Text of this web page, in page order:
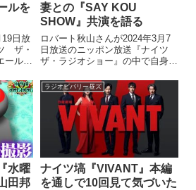
ルを
日放
ザ・
ール瀧
をかけ
たハイ
を話
妻との『SAY KOU
SHOW』共演を語る
ロバート秋山さんが2024年3月7
日放送のニッポン放送『ナイツ
ザ・ラジオショー』の中で自身の
てトーク。曲を作ったきっかけ
や、ゆってぃ夫妻との『SAY
KOU SHOW』共演について話し
ていました。
水曜
田邦
ラジオビバリー昼ズ
ナイツ塙『VIVANT』本編
を通しで10回見て気づいた